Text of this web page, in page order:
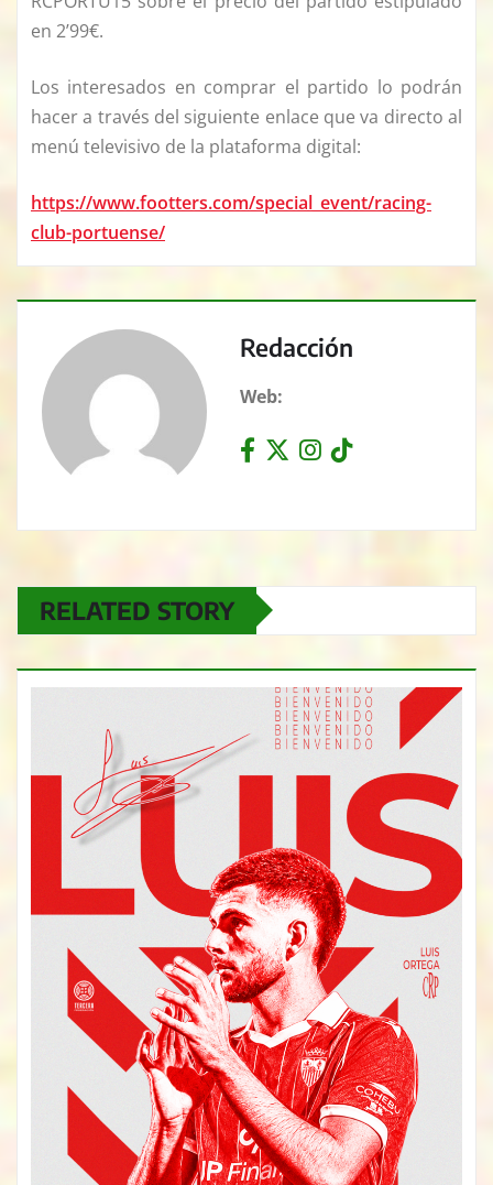
en 2’99€.
Los interesados en comprar el partido lo podrán
hacer a través del siguiente enlace que va directo al
menú televisivo de la plataforma digital:
https://www.footters.com/special_event/racing-
club-portuense/
Redacción
Web:
RELATED STORY